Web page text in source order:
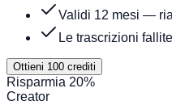
Validi 12 mesi —
Le trascrizioni
Ottieni 100 crediti
Risparmia 20%
Creator